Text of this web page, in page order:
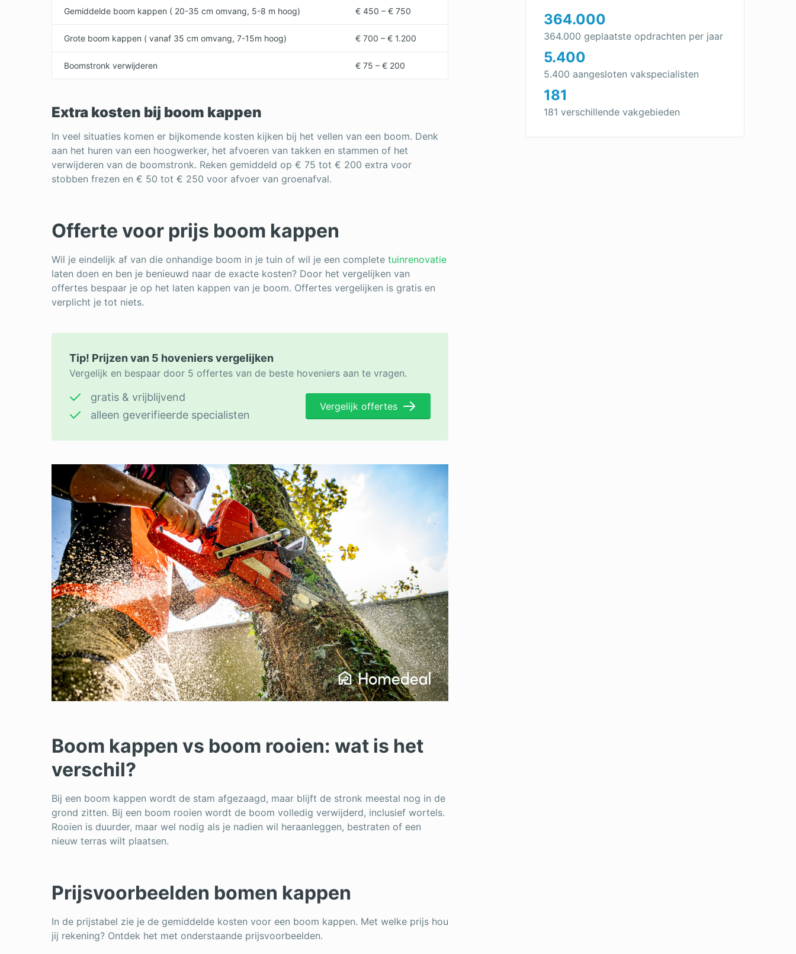
Gemiddelde boom kappen ( 20-35 cm omvang, 5-8 m hoog) € 450 – € 750
Grote boom kappen ( vanaf 35 cm omvang, 7-15m hoog) € 700 – € 1.200
Boomstronk verwijderen € 75 – € 200
Extra kosten bij boom kappen
In veel situaties komen er bijkomende kosten kijken bij het vellen van een boom. Denk
aan het huren van een hoogwerker, het afvoeren van takken en stammen of het
verwijderen van de boomstronk. Reken gemiddeld op € 75 tot € 200 extra voor
stobben frezen en € 50 tot € 250 voor afvoer van groenafval.
Offerte voor prijs boom kappen
Wil je eindelijk af van die onhandige boom in je tuin of wil je een complete tuinrenovatie
laten doen en ben je benieuwd naar de exacte kosten? Door het vergelijken van
offertes bespaar je op het laten kappen van je boom. Offertes vergelijken is gratis en
verplicht je tot niets.
Tip! Prijzen van 5 hoveniers vergelijken
Vergelijk en bespaar door 5 offertes van de beste hoveniers aan te vragen.
gratis & vrijblijvend
alleen geverifieerde specialisten
Vergelijk offertes
Boom kappen vs boom rooien: wat is het
verschil?
Bij een boom kappen wordt de stam afgezaagd, maar blijft de stronk meestal nog in de
grond zitten. Bij een boom rooien wordt de boom volledig verwijderd, inclusief wortels.
Rooien is duurder, maar wel nodig als je nadien wil heraanleggen, bestraten of een
nieuw terras wilt plaatsen.
Prijsvoorbeelden bomen kappen
In de prijstabel zie je de gemiddelde kosten voor een boom kappen. Met welke prijs hou
jij rekening? Ontdek het met onderstaande prijsvoorbeelden.
364.000
364.000 geplaatste opdrachten per jaar
5.400
5.400 aangesloten vakspecialisten
181
181 verschillende vakgebieden